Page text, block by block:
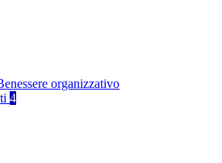
organizzativo
4